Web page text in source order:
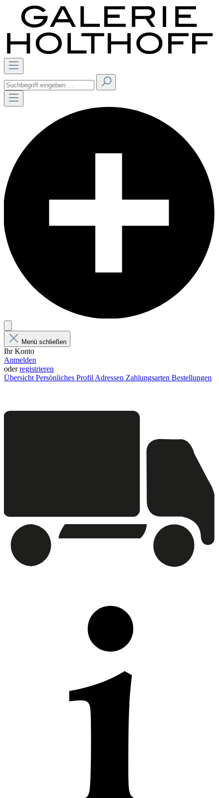
Menü schließen
Ihr Konto
Anmelden
oderregistrieren
Übersicht Persönliches Profil Adressen Zahlungsarten Bestellungen